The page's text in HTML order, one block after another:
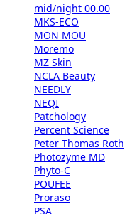
mid/night 00.00
MKS-ECO
MON MOU
Moremo
MZ Skin
NCLA Beauty
NEEDLY
NEQI
Patchology
Percent Science
Peter Thomas Roth
Photozyme MD
Phyto-C
POUFEE
Proraso
PSA